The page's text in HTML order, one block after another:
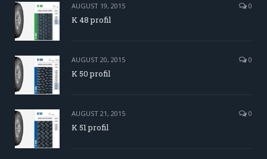
AUGUST 19, 2015 0
K 48 profil
AUGUST 20, 2015 0
K 50 profil
AUGUST 21, 2015 0
K 51 profil